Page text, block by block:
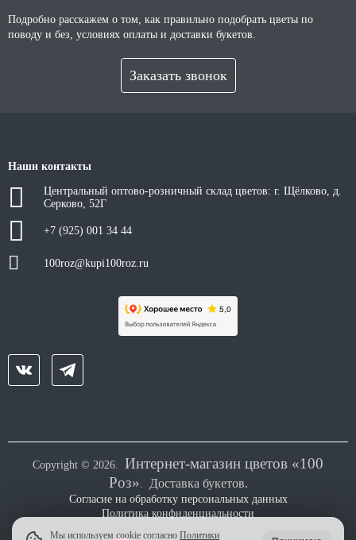
Подробно расскажем о том, как правильно подобрать цветы по
поводу и без, условиях оплаты и доставки букетов.
Заказать звонок
Наши контакты
Центральный оптово-розничный склад цветов: г. Щёлково, д.
Серково, 52Г
+7 (925) 001 34 44
100roz@kupi100roz.ru
Copyright © 2026. Интернет-магазин цветов «100
Роз». Доставка букетов.
Согласие на обработку персональных данных
Политика конфиденциальности
Мы используем cookie согласно Политики